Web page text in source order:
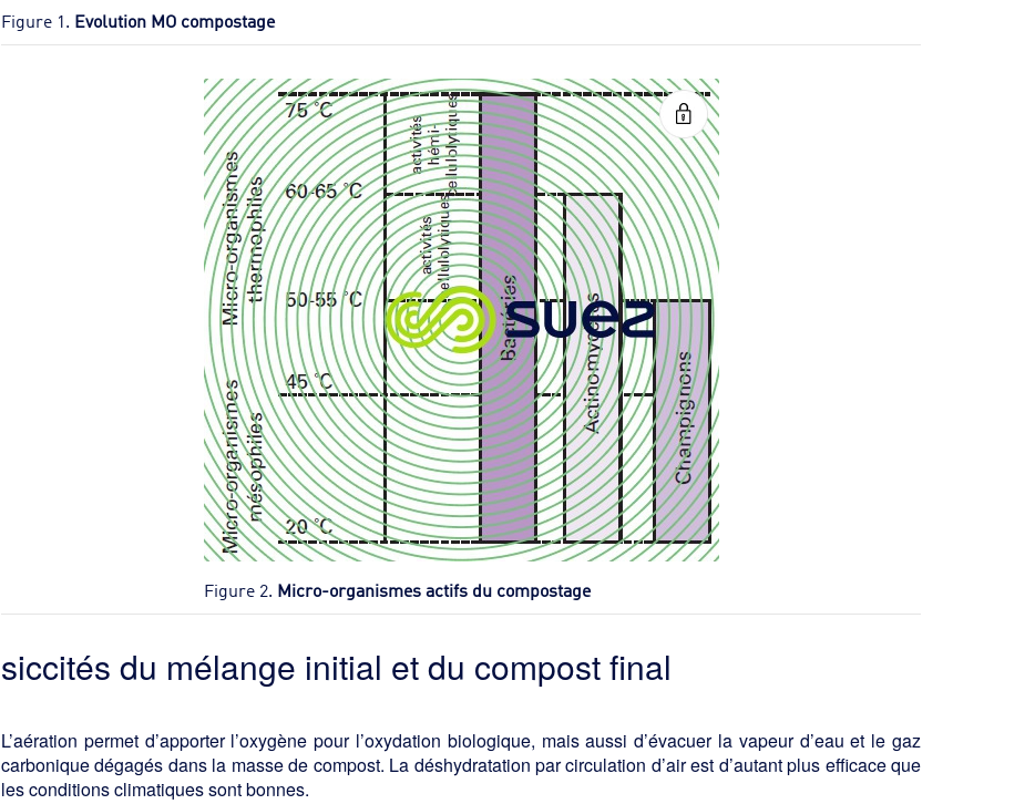
Figure 1. Evolution MO compostage
Figure 2. Micro-organismes actifs du compostage
siccités du mélange initial et du compost final
L’aération permet d’apporter l’oxygène pour l’oxydation biologique, mais aussi d’évacuer la vapeur d’eau et le gaz
carbonique dégagés dans la masse de compost. La déshydratation par circulation d’air est d’autant plus efficace que
les conditions climatiques sont bonnes.